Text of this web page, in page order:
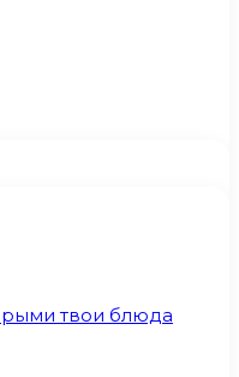
твои блюда